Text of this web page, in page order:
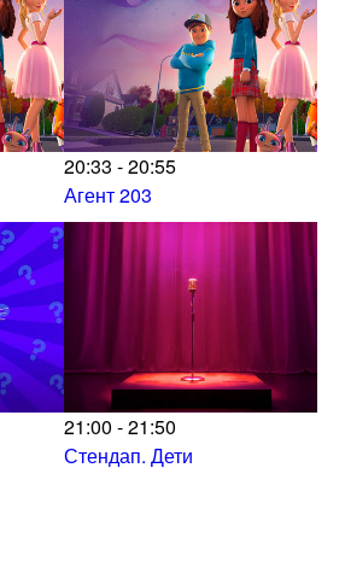
20:33 - 20:55
Агент 203
21:00 - 21:50
Стендап. Дети